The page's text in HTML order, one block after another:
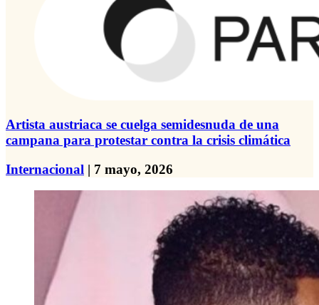
Artista austriaca se cuelga semidesnuda de una
campana para protestar contra la crisis climática
Internacional | 7 mayo, 2026